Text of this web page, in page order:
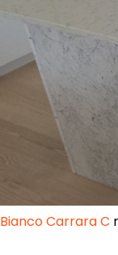
Bianco Carrara C